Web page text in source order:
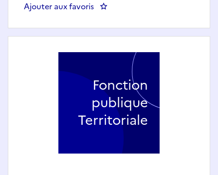
Ajouter aux favoris : GESTIONNAIRE COMPTABLE
Fonction
publique
Territoriale